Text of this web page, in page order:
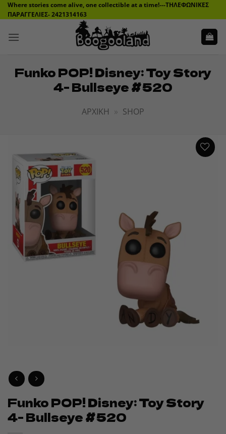
Μετάβαση
στο
Where stories come alive, one collectible at a time!---ΤΗΛΕΦΩΝΙΚΕΣ
ΠΑΡΑΓΓΕΛΙΕΣ- 2421314163
Funko POP! Disney: Toy Story
4- Bullseye #520
ΑΡΧΙΚΉ » SHOP
Funko POP! Disney: Toy Story
4- Bullseye #520